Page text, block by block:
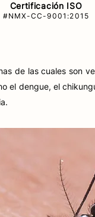
Certificación ISO
#NMX-CC-9001:2015
de las cuales son
el dengue, el